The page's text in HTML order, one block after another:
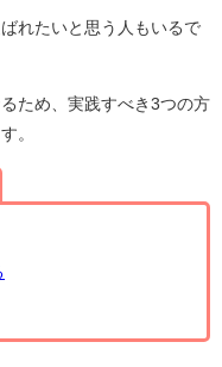
れたいと思う人もいるで
ため、実践すべき3つの方
。